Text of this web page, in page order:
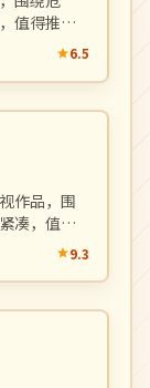
值得推荐
6.5
作品，围
凑，值得
9.3